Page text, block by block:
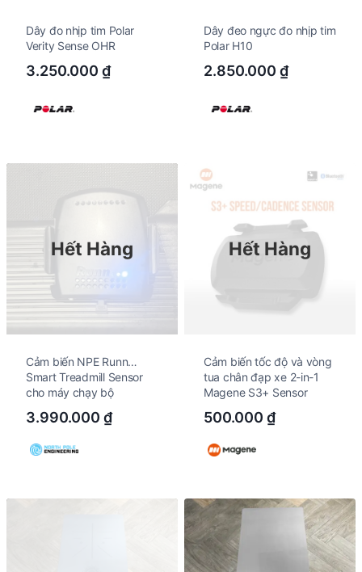
Dây đo nhịp tim Polar
Verity Sense OHR
3.250.000 ₫
Dây đeo ngực đo nhịp tim
Polar H10
2.850.000 ₫
Hết Hàng
Cảm biến NPE Runn…
Smart Treadmill Sensor
cho máy chạy bộ
3.990.000 ₫
Hết Hàng
Cảm biến tốc độ và vòng
tua chân đạp xe 2-in-1
Magene S3+ Sensor
500.000 ₫